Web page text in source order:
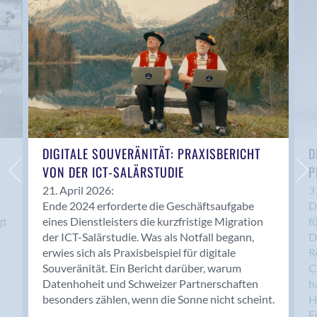
Anwil
Appenzell
Au SG
Baar
Baden
Balsthal
Balzers
Basel
Bassersdorf
Belp
Bendern
Benken (SG)
Bergdietikon
Berlin
Bern
Bern - Liebefeld
DIGITALE SOUVERÄNITÄT: PRAXISBERICHT
VON DER ICT-SALÄRSTUDIE
21. April 2026:
Ende 2024 erforderte die Geschäftsaufgabe
eines Dienstleisters die kurzfristige Migration
der ICT-Salärstudie. Was als Notfall begann,
erwies sich als Praxisbeispiel für digitale
Souveränität. Ein Bericht darüber, warum
Datenhoheit und Schweizer Partnerschaften
besonders zählen, wenn die Sonne nicht scheint.